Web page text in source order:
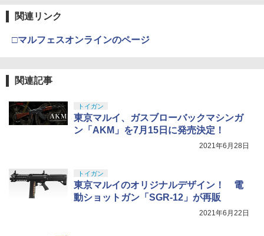
4
￥4,496
￥4,899
4
TAMASHII NATIONS S.H.フィギュアー
タカラトミー(TAKARA TOMY) T-SPAR
K トランスフォーマー ニューレジェンズ
￥4,440
分け済みプラモデル
5
BANDAI SPIRITS(バンダイ スピリッツ)
HGAW 機動新世紀ガンダムX ガンダムエ
アマスター 1/144スケール 色分け済みプ
ラモデル
4
￥4,761
￥3,815
4
型用接着剤 87003
5
GSIクレオス Mr.トップコート 水性プレ
ミアムトップコートスプレー つや消し 8
8ml ホビー用仕上材 B603
関連リンク
□マルフェスオンラインのページ
関連記事
トイガン
東京マルイ、ガスブローバックマシンガ
ン「AKM」を7月15日に発売決定！
2021年6月28日
トイガン
東京マルイのオリジナルデザイン！ 電
動ショットガン「SGR-12」が再販
2021年6月22日